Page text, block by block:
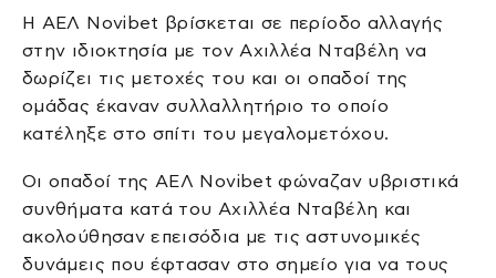
Η ΑΕΛ Novibet βρίσκεται σε περίοδο αλλαγής
στην ιδιοκτησία με τον Αχιλλέα Νταβέλη να
δωρίζει τις μετοχές του και οι οπαδοί της
ομάδας έκαναν συλλαλλητήριο το οποίο
κατέληξε στο σπίτι του μεγαλομετόχου.
Οι οπαδοί της ΑΕΛ Novibet φώναζαν υβριστικά
συνθήματα κατά του Αχιλλέα Νταβέλη και
ακολούθησαν επεισόδια με τις αστυνομικές
δυνάμεις που έφτασαν στο σημείο για να τους